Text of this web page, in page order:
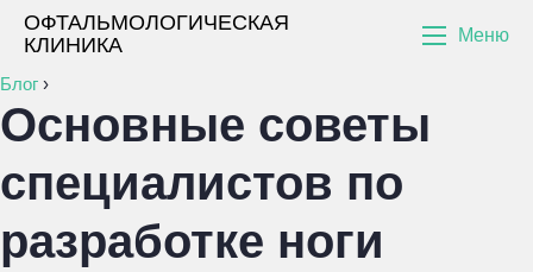
ОФТАЛЬМОЛОГИЧЕСКАЯ
КЛИНИКА
Меню
Блог ›
Основные советы
специалистов по
разработке ноги